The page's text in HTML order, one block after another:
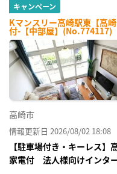
キャンペーン
Kマンスリー高崎駅東【高
付-【中部屋】(No.774117)
高崎市
情報更新日 2026/08/02 18:08
【駐車場付き・キーレス
家電付 法人様向けインタ